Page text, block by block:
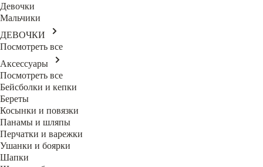
Девочки
Мальчики
ДЕВОЧКИ
Посмотреть все
Аксессуары
Посмотреть все
Бейсболки и кепки
Береты
Косынки и повязки
Панамы и шляпы
Перчатки и варежки
Ушанки и боярки
Шапки